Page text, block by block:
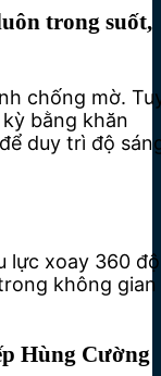
trong suốt,
chống mờ.
bằng khăn
duy trì độ
lực xoay 360
không gian
Hùng Cường